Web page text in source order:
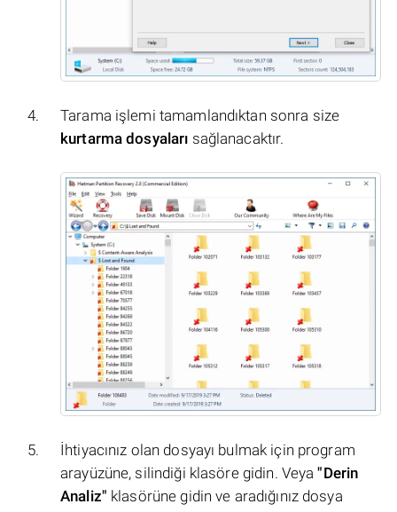
Tarama işlemi tamamlandıktan sonra size
kurtarma dosyaları sağlanacaktır.
İhtiyacınız olan dosyayı bulmak için program
arayüzüne, silindiği klasöre gidin. Veya"Derin
Analiz" klasörüne gidin ve aradığınız dosya